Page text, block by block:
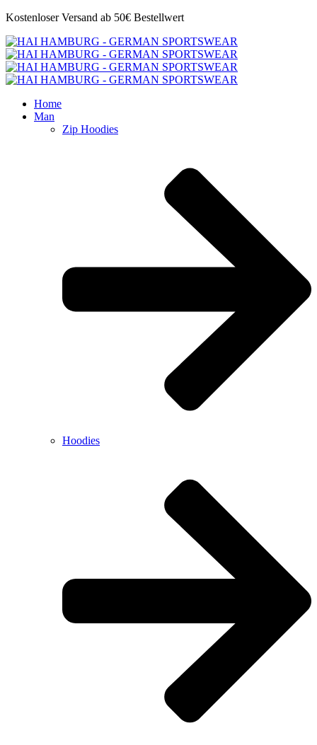
Kostenloser Versand ab 50€ Bestellwert
Home
Man
Zip Hoodies
Hoodies